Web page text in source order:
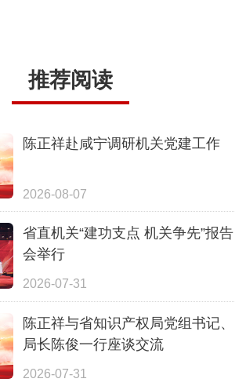
推荐阅读
陈正祥赴咸宁调研机关党建工作
2026-08-07
省直机关“建功支点 机关争先”报告
会举行
2026-07-31
陈正祥与省知识产权局党组书记、
局长陈俊一行座谈交流
2026-07-31